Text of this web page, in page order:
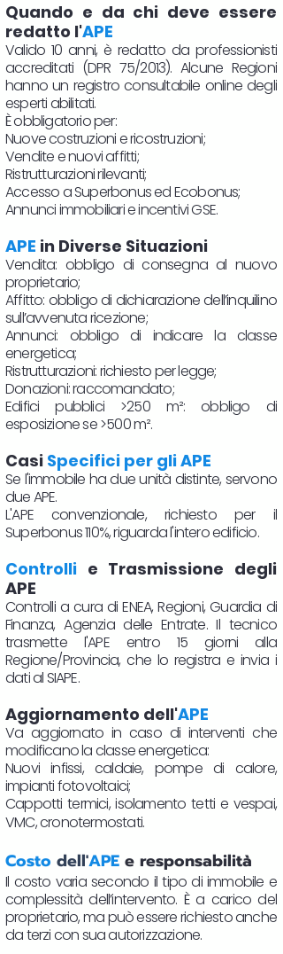
Quando e da chi deve essere
redatto l'APE
Valido 10 anni, è redatto da professionisti
accreditati (DPR 75/2013). Alcune Regioni
hanno un registro consultabile online degli
esperti abilitati.
È obbligatorio per:
Nuove costruzioni e ricostruzioni;
Vendite e nuovi affitti;
Ristrutturazioni rilevanti;
Accesso a Superbonus ed Ecobonus;
Annunci immobiliari e incentivi GSE.
APE in Diverse Situazioni
Vendita: obbligo di consegna al nuovo
proprietario;
Affitto: obbligo di dichiarazione dell’inquilino
sull’avvenuta ricezione;
Annunci: obbligo di indicare la classe
energetica;
Ristrutturazioni: richiesto per legge;
Donazioni: raccomandato;
Edifici pubblici >250 m²: obbligo di
esposizione se >500 m².
Casi Specifici per gli APE
Se l'immobile ha due unità distinte, servono
due APE.
L'APE convenzionale, richiesto per il
Superbonus 110%, riguarda l'intero edificio.
Controlli e Trasmissione degli
APE
Controlli a cura di ENEA, Regioni, Guardia di
Finanza, Agenzia delle Entrate. Il tecnico
trasmette l'APE entro 15 giorni alla
Regione/Provincia, che lo registra e invia i
dati al SIAPE.
Aggiornamento dell'APE
Va aggiornato in caso di interventi che
modificano la classe energetica:
Nuovi infissi, caldaie, pompe di calore,
impianti fotovoltaici;
Cappotti termici, isolamento tetti e vespai,
VMC, cronotermostati.​
Costo dell'APE e responsabilità
Il costo varia secondo il tipo di immobile e
complessità dell’intervento. È a carico del
proprietario, ma può essere richiesto anche
da terzi con sua autorizzazione.